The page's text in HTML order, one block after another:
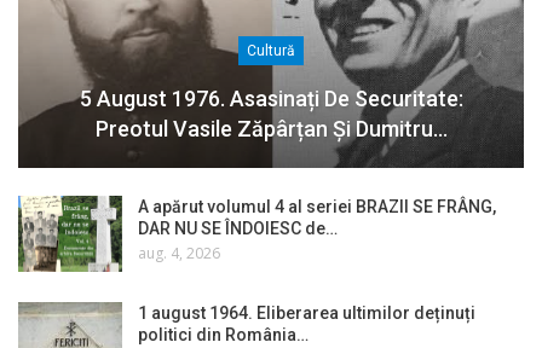
Cultură
5 August 1976. Asasinați De Securitate:
Preotul Vasile Zăpârțan Și Dumitru…
A apărut volumul 4 al seriei BRAZII SE FRÂNG,
DAR NU SE ÎNDOIESC de…
aug. 4, 2026
1 august 1964. Eliberarea ultimilor deținuți
politici din România…